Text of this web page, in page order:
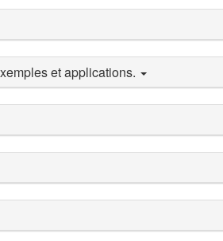
et applications.